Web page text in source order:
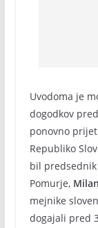
Uvodoma je
dogodkov
ponovno
Republiko
bil predsednik
Pomurje,
mejnike
dogajali pred